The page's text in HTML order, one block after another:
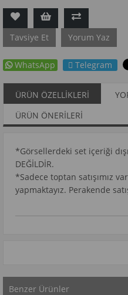
Tavsiye Et Yorum Yaz
WhatsApp Telegram
ÜRÜN ÖZELLIKLERI
ÜRÜN ÖNERILERI
*Görsellerdeki set içeriği
DEĞİLDİR.
*Sadece toptan satışımız
yapmaktayız. Perakende
Benzer Ürünler